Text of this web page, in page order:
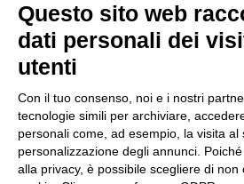
cervello
14 ore fa
Una guida alimentare per
portare in tavola a Ferragosto
18 ore fa
Il Comando della Polizia Locale di
Cinisello Balsamo fa scuola
Questo sito web
dati personali dei
utenti
Con il tuo consenso, noi e i nostri
tecnologie simili per archiviare,
personali come, ad esempio, la visita al
personalizzazione degli annunci.
alla privacy, è possibile scegliere di